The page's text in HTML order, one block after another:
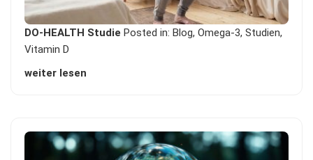
DO-HEALTH Studie Posted in: Blog,Omega-3,Studien,
Vitamin D
weiter lesen